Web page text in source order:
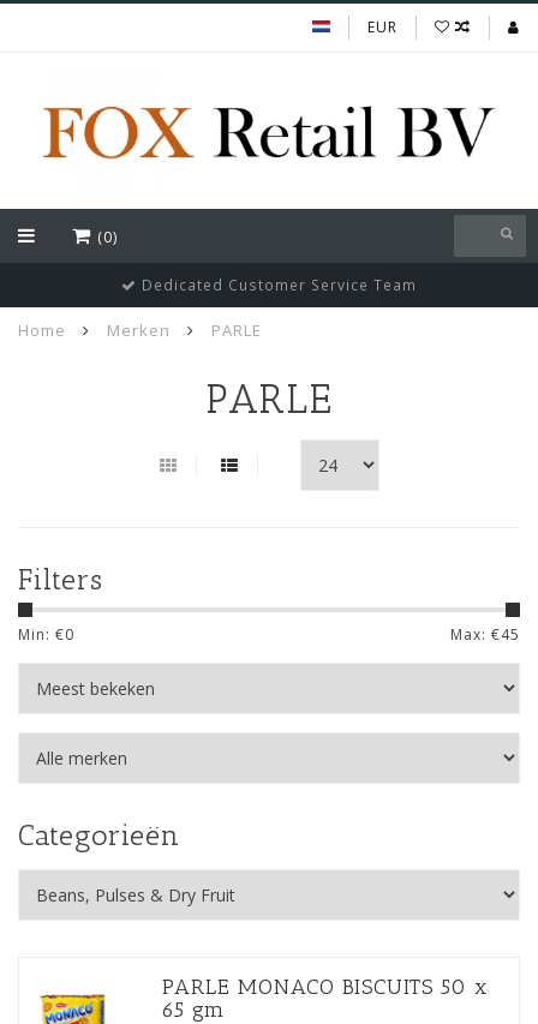
EUR
(0)
Dedicated Customer Service Team
Home Merken PARLE
PARLE
Filters
Min: €0 Max: €45
Categorieën
PARLE MONACO BISCUITS 50 x
65 gm